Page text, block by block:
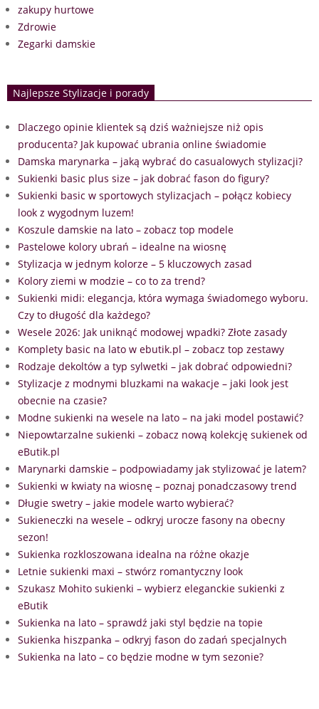
zakupy hurtowe
Zdrowie
Zegarki damskie
Najlepsze Stylizacje i porady
Dlaczego opinie klientek są dziś ważniejsze niż opis
producenta? Jak kupować ubrania online świadomie
Damska marynarka – jaką wybrać do casualowych stylizacji?
Sukienki basic plus size – jak dobrać fason do figury?
Sukienki basic w sportowych stylizacjach – połącz kobiecy
look z wygodnym luzem!
Koszule damskie na lato – zobacz top modele
Pastelowe kolory ubrań – idealne na wiosnę
Stylizacja w jednym kolorze – 5 kluczowych zasad
Kolory ziemi w modzie – co to za trend?
Sukienki midi: elegancja, która wymaga świadomego wyboru.
Czy to długość dla każdego?
Wesele 2026: Jak uniknąć modowej wpadki? Złote zasady
Komplety basic na lato w ebutik.pl – zobacz top zestawy
Rodzaje dekoltów a typ sylwetki – jak dobrać odpowiedni?
Stylizacje z modnymi bluzkami na wakacje – jaki look jest
obecnie na czasie?
Modne sukienki na wesele na lato – na jaki model postawić?
Niepowtarzalne sukienki – zobacz nową kolekcję sukienek od
eButik.pl
Marynarki damskie – podpowiadamy jak stylizować je latem?
Sukienki w kwiaty na wiosnę – poznaj ponadczasowy trend
Długie swetry – jakie modele warto wybierać?
Sukieneczki na wesele – odkryj urocze fasony na obecny
sezon!
Sukienka rozkloszowana idealna na różne okazje
Letnie sukienki maxi – stwórz romantyczny look
Szukasz Mohito sukienki – wybierz eleganckie sukienki z
eButik
Sukienka na lato – sprawdź jaki styl będzie na topie
Sukienka hiszpanka – odkryj fason do zadań specjalnych
Sukienka na lato – co będzie modne w tym sezonie?